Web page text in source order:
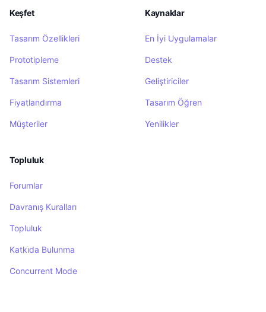
Keşfet
Tasarım Özellikleri
Prototipleme
Tasarım Sistemleri
Fiyatlandırma
Müşteriler
Kaynaklar
En İyi Uygulamalar
Destek
Geliştiriciler
Tasarım Öğren
Yenilikler
Topluluk
Forumlar
Davranış Kuralları
Topluluk
Katkıda Bulunma
Concurrent Mode